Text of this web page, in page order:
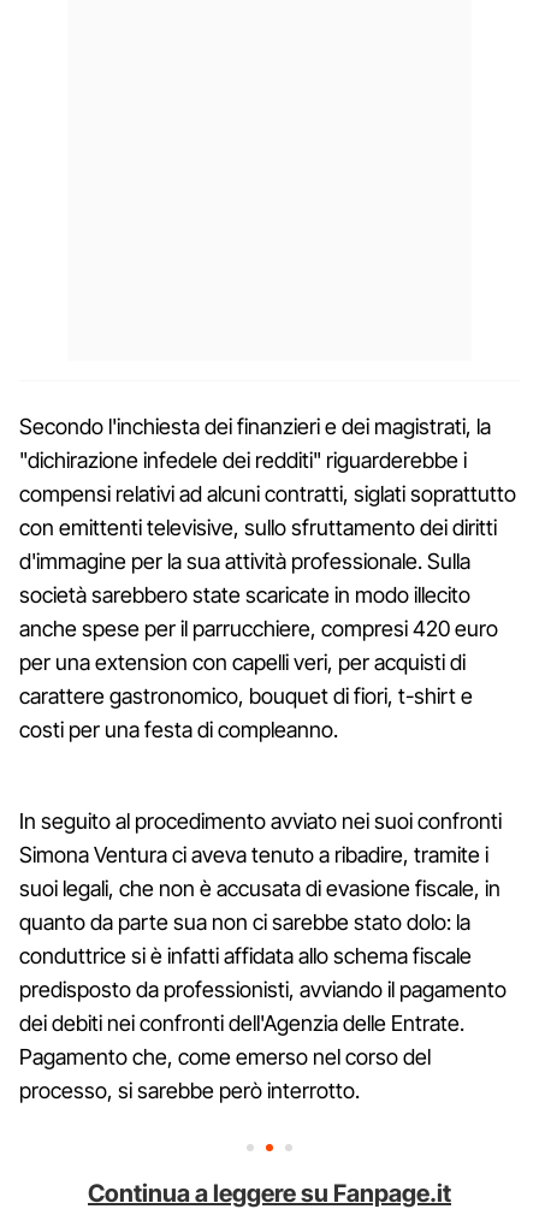
Secondo l'inchiesta dei finanzieri e dei magistrati, la
"dichirazione infedele dei redditi" riguarderebbe i
compensi relativi ad alcuni contratti, siglati soprattutto
con emittenti televisive, sullo sfruttamento dei diritti
d'immagine per la sua attività professionale. Sulla
società sarebbero state scaricate in modo illecito
anche spese per il parrucchiere, compresi 420 euro
per una extension con capelli veri, per acquisti di
carattere gastronomico, bouquet di fiori, t-shirt e
costi per una festa di compleanno.
In seguito al procedimento avviato nei suoi confronti
Simona Ventura ci aveva tenuto a ribadire, tramite i
suoi legali, che non è accusata di evasione fiscale, in
quanto da parte sua non ci sarebbe stato dolo: la
conduttrice si è infatti affidata allo schema fiscale
predisposto da professionisti, avviando il pagamento
dei debiti nei confronti dell'Agenzia delle Entrate.
Pagamento che, come emerso nel corso del
processo, si sarebbe però interrotto.
Continua a leggere su Fanpage.it